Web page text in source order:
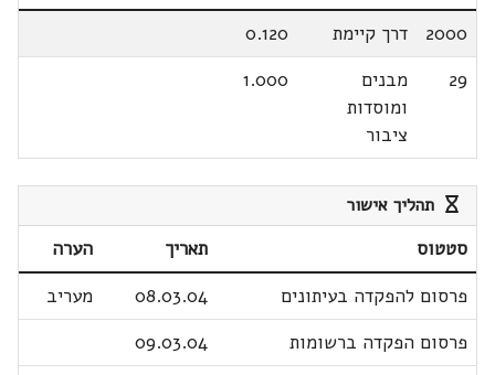
2000
דרך קיימת
0.120
29
מבנים
ומוסדות
ציבור
1.000
תהליך אישור
סטטוס תאריך
הערה
פרסום להפקדה בעיתונים
08.03.04
מעריב
פרסום הפקדה ברשומות
09.03.04